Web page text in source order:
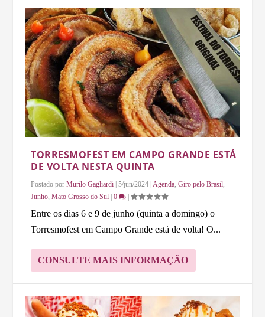
TORRESMOFEST EM CAMPO GRANDE ESTÁ
DE VOLTA NESTA QUINTA
Postado porMurilo Gagliardi |5/jun/2024 | Agenda ,Giro pelo Brasil
Junho ,Mato Grosso do Sul |0 |
Entre os dias 6 e 9 de junho (quinta a domingo) o
Torresmofest em Campo Grande está de volta! O...
CONSULTE MAIS INFORMAÇÃO